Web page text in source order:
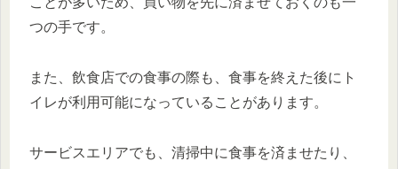
つの手です。
また、飲食店での食事の際も、食事を終えた後にト
イレが利用可能になっていることがあります。
サービスエリアでも、清掃中に食事を済ませたり、